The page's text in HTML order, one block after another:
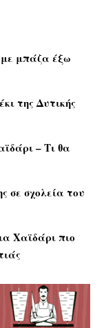
μπάζα έξω
της Δυτικής
– Τι θα
σε σχολεία του
Χαϊδάρι πιο